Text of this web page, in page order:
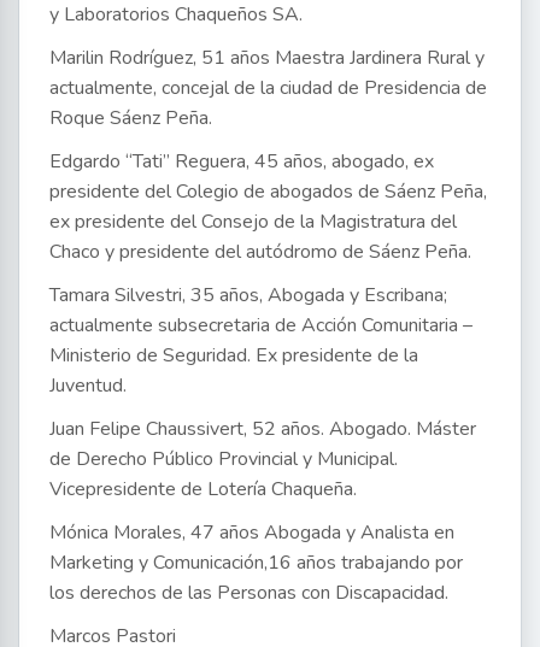
y Laboratorios Chaqueños SA.
Marilin Rodríguez, 51 años Maestra Jardinera Rural y
actualmente, concejal de la ciudad de Presidencia de
Roque Sáenz Peña.
Edgardo “Tati” Reguera, 45 años, abogado, ex
presidente del Colegio de abogados de Sáenz Peña,
ex presidente del Consejo de la Magistratura del
Chaco y presidente del autódromo de Sáenz Peña.
Tamara Silvestri, 35 años, Abogada y Escribana;
actualmente subsecretaria de Acción Comunitaria –
Ministerio de Seguridad. Ex presidente de la
Juventud.
Juan Felipe Chaussivert, 52 años. Abogado. Máster
de Derecho Público Provincial y Municipal.
Vicepresidente de Lotería Chaqueña.
Mónica Morales, 47 años Abogada y Analista en
Marketing y Comunicación,16 años trabajando por
los derechos de las Personas con Discapacidad.
Marcos Pastori